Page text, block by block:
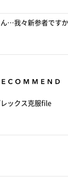
…我々新参者です
レックス克服file